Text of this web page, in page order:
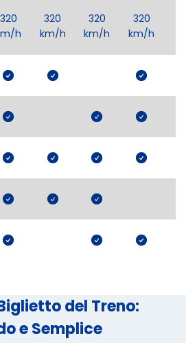
320
h
320
km/h
320
km/h
320
km/h
del Treno:
e Semplice